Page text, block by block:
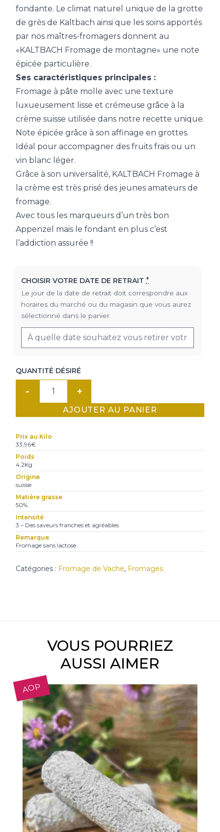
fondante. Le climat naturel unique de la grotte
de grès de Kaltbach ainsi que les soins apportés
par nos maîtres-fromagers donnent au
«KALTBACH Fromage de montagne» une note
épicée particulière.
Ses caractéristiques principales :
Fromage à pâte molle avec une texture
luxueusement lisse et crémeuse grâce à la
crème suisse utilisée dans notre recette unique.
Note épicée grâce à son affinage en grottes.
Idéal pour accompagner des fruits frais ou un
vin blanc léger.
Grâce à son universalité, KALTBACH Fromage à
la crème est très prisé des jeunes amateurs de
fromage.
Avec tous les marqueurs d’un très bon
Appenzel mais le fondant en plus c’est
l’addiction assurée !!
CHOISIR VOTRE DATE DE RETRAIT *
Le jour de la date de retrait doit correspondre aux
horaires du marché ou du magasin que vous aurez
sélectionné dans le panier.
QUANTITÉ DÉSIRÉ
AJOUTER AU PANIER
Prix au Kilo
33,96€
Poids
4,2Kg
Origine
suisse
Matière grasse
50%
Intensité
3 – Des saveurs franches et agréables
Remarque
Fromage sans lactose
Catégories : Fromage de Vache, Fromages
VOUS POURRIEZ
AUSSI AIMER
AOP